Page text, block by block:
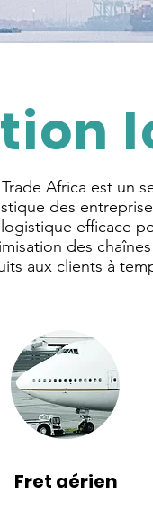
Africa est un
des
efficace
des
aux clients à
Fret aérien